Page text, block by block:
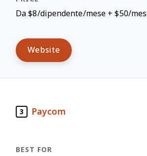
Da $8/dipendente/mese + $50/
Website
3 Paycom